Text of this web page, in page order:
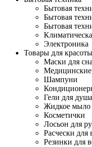
Бытовая
Бытовая
Бытовая
Электроника
Товары для
Маски для сна
Медицинские
Шампуни
Гели для душа
Жидкое мыло
Косметички
Лосьон для
Расчески для
Резинки для